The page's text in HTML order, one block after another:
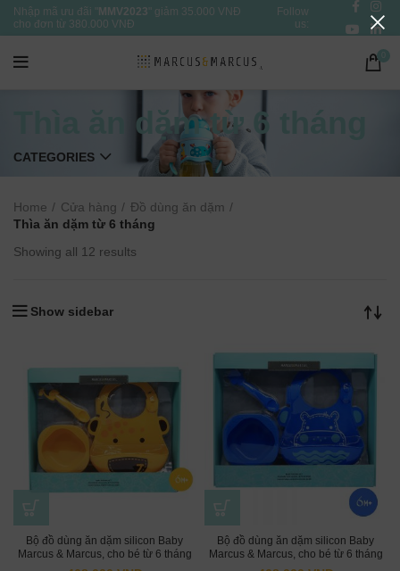
Nhập mã ưu đãi " MMV2023 " giảm 35.000 VNĐ
cho đơn từ 380.000 VNĐ
Follow
us:
Thìa ăn dặm từ 6 tháng
CATEGORIES
Home Cửa hàng
Đồ dùng ăn dặm
Thìa ăn dặm từ 6 tháng
Showing all 12 results
Show sidebar
Bộ đồ dùng ăn dặm silicon Baby
Marcus & Marcus, cho bé từ 6 tháng
– Lola
Bộ đồ dùng ăn dặm silicon Baby
Marcus & Marcus, cho bé từ 6 tháng
– Lucas